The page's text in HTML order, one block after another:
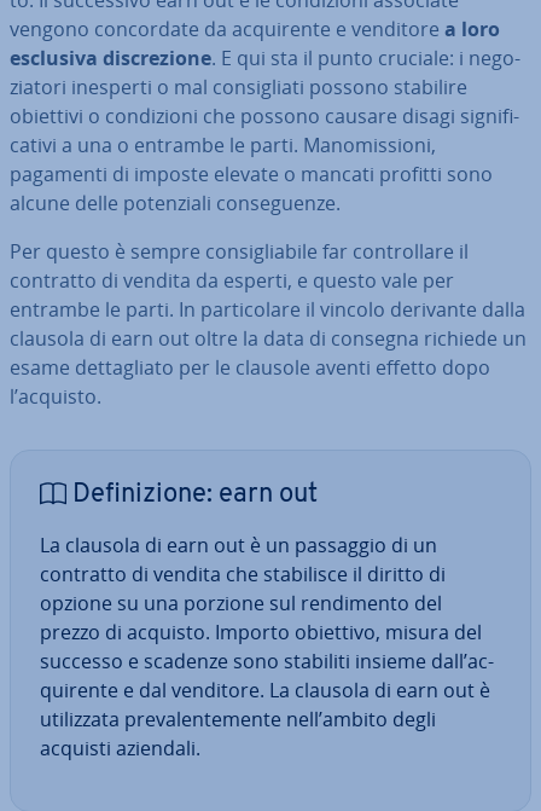
vengono con­cor­da­te da ac­qui­ren­te e venditore a loro
esclusiva di­scre­zio­ne. E qui sta il punto cruciale: i ne­go­
zia­to­ri inesperti o mal con­si­glia­ti possono stabilire
obiettivi o con­di­zio­ni che possono causare disagi si­gni­fi­
ca­ti­vi a una o entrambe le parti. Ma­no­mis­sio­ni,
pagamenti di imposte elevate o mancati profitti sono
alcune delle po­ten­zia­li con­se­guen­ze.
Per questo è sempre con­si­glia­bi­le far con­trol­la­re il
contratto di vendita da esperti, e questo vale per
entrambe le parti. In par­ti­co­la­re il vincolo derivante dalla
clausola di earn out oltre la data di consegna richiede un
esame det­ta­glia­to per le clausole aventi effetto dopo
l’acquisto.
De­fi­ni­zio­ne: earn out
La clausola di earn out è un passaggio di un
contratto di vendita che sta­bi­li­sce il diritto di
opzione su una porzione sul ren­di­men­to del
prezzo di acquisto. Importo obiettivo, misura del
successo e scadenze sono stabiliti insieme dall’ac­
qui­ren­te e dal venditore. La clausola di earn out è
uti­liz­za­ta pre­va­len­te­men­te nell’ambito degli
acquisti aziendali.